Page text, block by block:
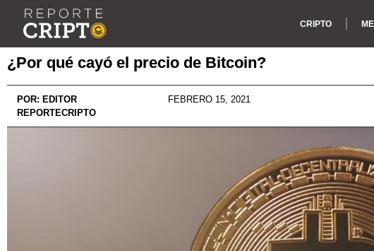
CRIPTO
¿Por qué cayó el precio de Bitcoin?
POR: EDITOR
REPORTECRIPTO
FEBRERO 15, 2021